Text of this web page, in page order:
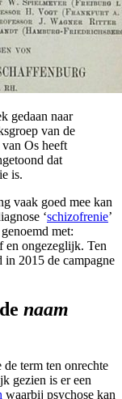
gedaan naar
van de
Os heeft
dat
is.
vaak goed mee kan
‘schizofrenie’
met:
en ongezeglijk. Ten
in 2015 de campagne
naam
term ten onrechte
gezien is er een
waarbij psychose kan